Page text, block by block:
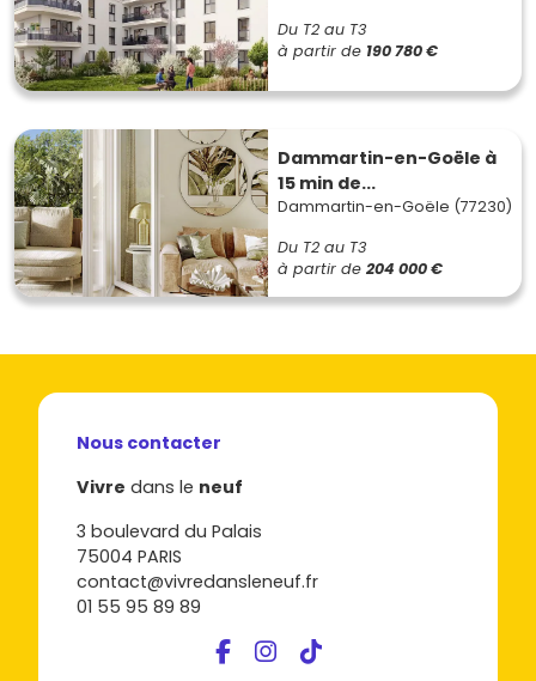
Du T2 au T3
à partir de 190 780 €
Dammartin-en-Goële à
15 min de...
Dammartin-en-Goële (77230)
Du T2 au T3
à partir de 204 000 €
Nous contacter
Vivre dans le neuf
3 boulevard du Palais
75004 PARIS
contact@vivredansleneuf.fr
01 55 95 89 89